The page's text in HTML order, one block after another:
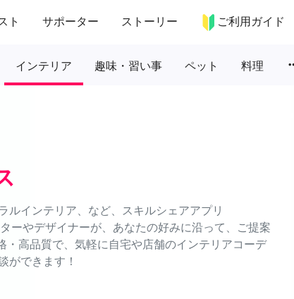
ト サポーター ストーリー ご利用ガイド
インテリア 趣味・習い事 ペット 料理
ルインテリア、など、スキルシェアアプリ
ーやデザイナーが、あなたの好みに沿って、ご提案
・高品質で、気軽に自宅や店舗のインテリアコーデ
ができます！